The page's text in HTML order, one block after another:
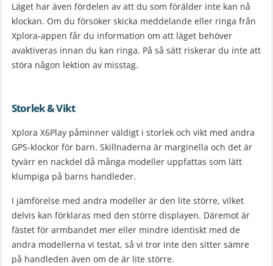
Läget har även fördelen av att du som förälder inte kan nå
klockan. Om du försöker skicka meddelande eller ringa från
Xplora-appen får du information om att läget behöver
avaktiveras innan du kan ringa. På så sätt riskerar du inte att
störa någon lektion av misstag.
Storlek & Vikt
Xplora X6Play påminner väldigt i storlek och vikt med andra
GPS-klockor för barn. Skillnaderna är marginella och det är
tyvärr en nackdel då många modeller uppfattas som lätt
klumpiga på barns handleder.
I jämförelse med andra modeller är den lite större, vilket
delvis kan förklaras med den större displayen. Däremot är
fästet för armbandet mer eller mindre identiskt med de
andra modellerna vi testat, så vi tror inte den sitter sämre
på handleden även om de är lite större.